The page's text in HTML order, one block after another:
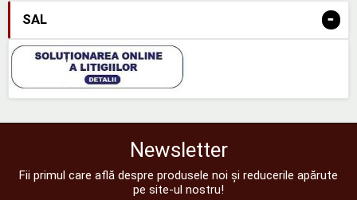
SAL -
Newsletter
Fii primul care află despre produsele noi și reducerile apărute
pe site-ul nostru!